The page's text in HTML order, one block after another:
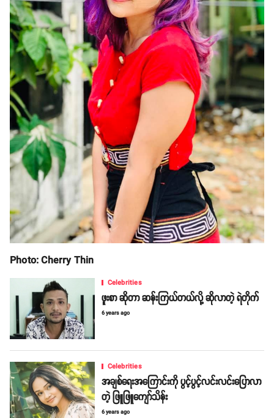
Photo: Cherry Thin
Celebrities
ဖူးစာ ဆိုတာ ဆန်းကြယ်တယ်လို့ ဆိုလာတဲ့ ရဲတိုက်
6 years ago
Celebrities
အချစ်ရေးအကြောင်းကို ပွင့်ပွင့်လင်းလင်းပြောလာ
တဲ့ ဖြူဖြူကျော်သိန်း
6 years ago